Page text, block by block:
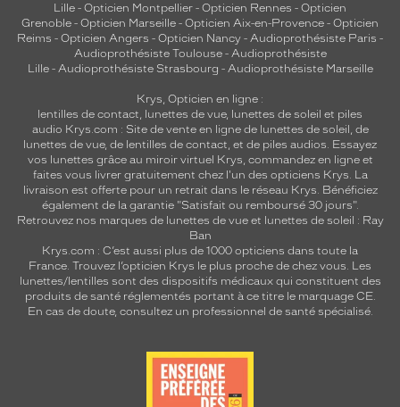
Lille - Opticien Montpellier - Opticien Rennes - Opticien
Grenoble - Opticien Marseille - Opticien Aix-en-Provence - Opticien
Reims - Opticien Angers - Opticien Nancy - Audioprothésiste Paris -
Audioprothésiste Toulouse- Audioprothésiste
Lille- Audioprothésiste Strasbourg - Audioprothésiste Marseille
Krys, Opticien en ligne :
lentilles de contact, lunettes de vue, lunettes de soleil et piles
audio Krys.com : Site de vente en ligne de lunettes de soleil, de
lunettes de vue, de lentilles de contact, et de piles audios. Essayez
vos lunettes grâce au miroir virtuel Krys, commandez en ligne et
faites vous livrer gratuitement chez l'un des opticiens Krys. La
livraison est offerte pour un retrait dans le réseau Krys. Bénéficiez
également de la garantie "Satisfait ou remboursé 30 jours".
Retrouvez nos marques de lunettes de vue et lunettes de soleil : Ray
Ban
Krys.com : C’est aussi plus de 1000 opticiens dans toute la
France. Trouvez l’opticien Krys le plus proche de chez vous. Les
lunettes/lentilles sont des dispositifs médicaux qui constituent des
produits de santé réglementés portant à ce titre le marquage CE.
En cas de doute, consultez un professionnel de santé spécialisé.